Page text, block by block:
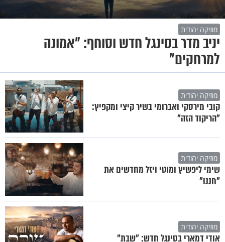
מוזיקה יהודית
יניב מדר בסינגל חדש וסוחף: "אמונה
למרחקים"
מוזיקה יהודית
קובי מירסקי ואברומי בשיר קיצי ומקפיץ:
"הריקוד הזה"
מוזיקה יהודית
שימי ליפשיץ ומוטי ויזל מחדשים את
"חננו"
מוזיקה יהודית
אודי דמארי בסינגל חדש: "שבת"